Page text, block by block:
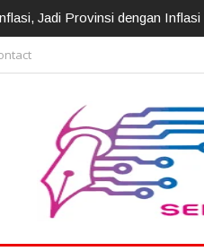
Kapolda: Perkuat Pelayanan